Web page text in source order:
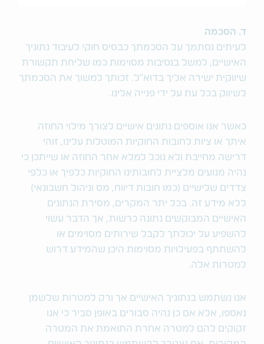
ד. הסכמה
לעיתים נסתמך על הסכמתך כבסיס חוקי לעיבוד נתוניך
האישיים, למשל בנסיבות מסוימות כמו שליחת תקשורת
שיווקית ישירה אליך בדוא"ל. זכותך למשוך את הסכמתך
לשיווק בכל עת על ידי פנייה אלינו.
כאשר אנו אוספים נתונים אישיים לצורך מילוי החוזה
איתך או ציות לחובות החוקיות המוטלות עלינו, זוהי
דרישה מחייבת ולא נוכל למלא אחר החוזה או שייתכן כי
נהיה מנועים מלציית לחובותינו החוקיות כלפיך או כלפי
צדדים שלישיים (כמו חובות דיווח, מס וניהול חשבונאי)
ללא מידע זה. בכל יתר המקרים, מסירת הנתונים
האישיים המבוקשים נתונה כרשות, אך הדבר עשוי
להשפיע על יכולתך לקבל שירותים מסוימים או
להשתתף בפעילויות מסוימות היכן שהמידע דרוש
למטרות אלה.
אנו נשתמש בנתוניך האישיים אך ורק למטרות שלשמן
נאספו, אלא אם כן נהיה סבורים באופן סביר כי אנו
זקוקים להם למטרה אחרת התואמת את המטרה